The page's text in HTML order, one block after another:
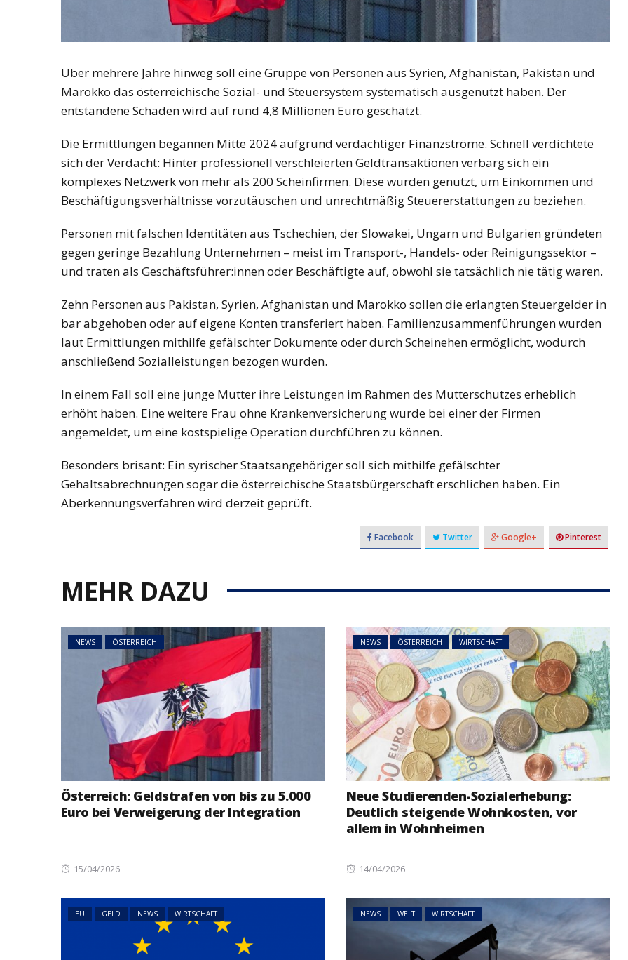
Über mehrere Jahre hinweg soll eine Gruppe von Personen aus Syrien, Afghanistan, Pakistan und
Marokko das österreichische Sozial- und Steuersystem systematisch ausgenutzt haben. Der
entstandene Schaden wird auf rund 4,8 Millionen Euro geschätzt.
Die Ermittlungen begannen Mitte 2024 aufgrund verdächtiger Finanzströme. Schnell verdichtete
sich der Verdacht: Hinter professionell verschleierten Geldtransaktionen verbarg sich ein
komplexes Netzwerk von mehr als 200 Scheinfirmen. Diese wurden genutzt, um Einkommen und
Beschäftigungsverhältnisse vorzutäuschen und unrechtmäßig Steuererstattungen zu beziehen.
Personen mit falschen Identitäten aus Tschechien, der Slowakei, Ungarn und Bulgarien gründeten
gegen geringe Bezahlung Unternehmen – meist im Transport-, Handels- oder Reinigungssektor –
und traten als Geschäftsführer:innen oder Beschäftigte auf, obwohl sie tatsächlich nie tätig waren.
Zehn Personen aus Pakistan, Syrien, Afghanistan und Marokko sollen die erlangten Steuergelder in
bar abgehoben oder auf eigene Konten transferiert haben. Familienzusammenführungen wurden
laut Ermittlungen mithilfe gefälschter Dokumente oder durch Scheinehen ermöglicht, wodurch
anschließend Sozialleistungen bezogen wurden.
In einem Fall soll eine junge Mutter ihre Leistungen im Rahmen des Mutterschutzes erheblich
erhöht haben. Eine weitere Frau ohne Krankenversicherung wurde bei einer der Firmen
angemeldet, um eine kostspielige Operation durchführen zu können.
Besonders brisant: Ein syrischer Staatsangehöriger soll sich mithilfe gefälschter
Gehaltsabrechnungen sogar die österreichische Staatsbürgerschaft erschlichen haben. Ein
Aberkennungsverfahren wird derzeit geprüft.
Facebook Twitter Google+ Pinterest
MEHR DAZU
NEWS ÖSTERREICH
Österreich: Geldstrafen von bis zu 5.000
Euro bei Verweigerung der Integration
Posted
15/04/2026
NEWS ÖSTERREICH WIRTSCHAFT
Neue Studierenden-Sozialerhebung:
Deutlich steigende Wohnkosten, vor
allem in Wohnheimen
Posted
14/04/2026
EU GELD NEWS WIRTSCHAFT NEWS WELT WIRTSCHAFT
45 Prozent weniger
Rückläufiger Trend setzt
sich fort
NEWS ÖSTERREICH
österreichweit gegen
mögliche Budgetkürzungen